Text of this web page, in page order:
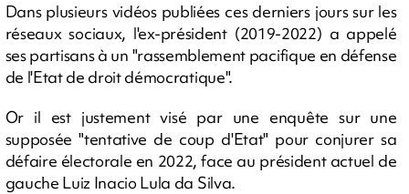
Dans plusieurs vidéos publiées ces derniers jours sur les
réseaux sociaux, l'ex-président (2019-2022) a appelé
ses partisans à un "rassemblement pacifique en défense
de l'Etat de droit démocratique".
Or il est justement visé par une enquête sur une
supposée "tentative de coup d'Etat" pour conjurer sa
défaire électorale en 2022, face au président actuel de
gauche Luiz Inacio Lula da Silva.